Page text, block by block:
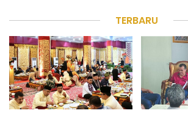
TERBARU